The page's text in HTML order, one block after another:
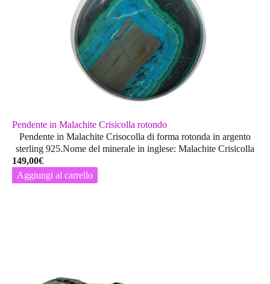
Pendente in Malachite Crisicolla rotondo
Pendente in Malachite Crisocolla di forma rotonda in argento
sterling 925.Nome del minerale in inglese: Malachite Crisicolla
149,00€
Aggiungi al carrello